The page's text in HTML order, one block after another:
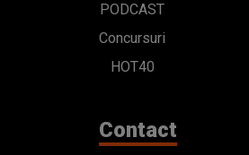
PODCAST
Concursuri
HOT40
Contact